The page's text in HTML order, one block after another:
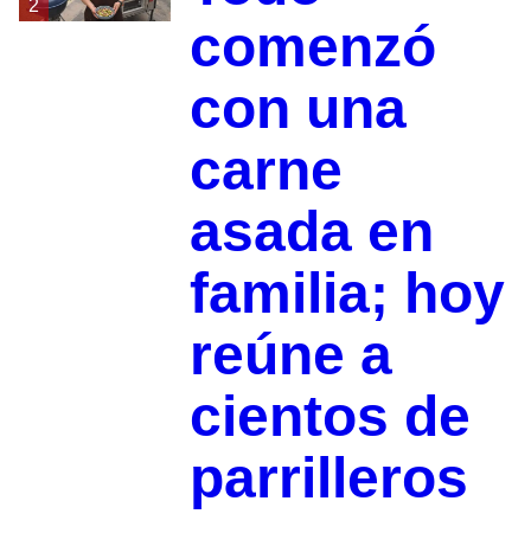
2
comenzó
con una
carne
asada en
familia; hoy
reúne a
cientos de
parrilleros